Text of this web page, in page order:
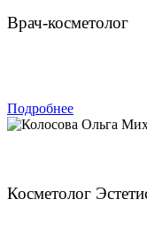
Врач-косметолог
Подробнее
Косметолог